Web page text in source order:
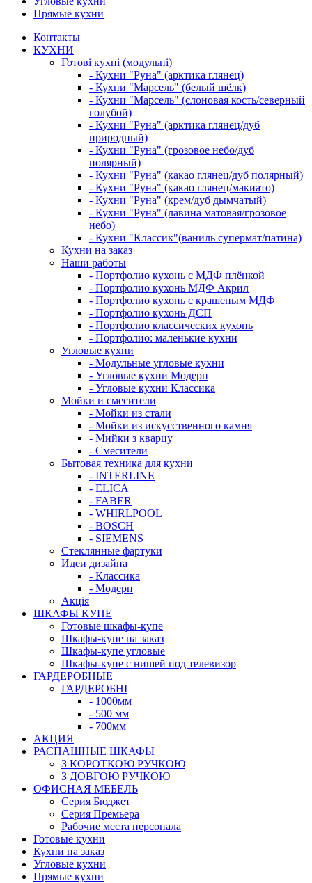
Прямые кухни
Контакты
КУХНИ
Готові кухні (модульні)
- Кухни "Руна" (арктика глянец)
- Кухни "Марсель" (белый шёлк)
- Кухни "Марсель" (слоновая кость/северный
голубой)
- Кухни "Руна" (арктика глянец/дуб
природный)
- Кухни "Руна" (грозовое небо/дуб
полярный)
- Кухни "Руна" (какао глянец/дуб полярный)
- Кухни "Руна" (какао глянец/макиато)
- Кухни "Руна" (крем/дуб дымчатый)
- Кухни "Руна" (лавина матовая/грозовое
небо)
- Кухни "Классик"(ваниль супермат/патина)
Кухни на заказ
Наши работы
- Портфолио кухонь с МДФ плёнкой
- Портфолио кухонь МДФ Акрил
- Портфолио кухонь с крашеным МДФ
- Портфолио кухонь ДСП
- Портфолио классических кухонь
- Портфолио: маленькие кухни
Угловые кухни
- Модульные угловые кухни
- Угловые кухни Модерн
- Угловые кухни Классика
Мойки и смесители
- Мойки из стали
- Мойки из искусственного камня
- Мийки з кварцу
- Смесители
Бытовая техника для кухни
- INTERLINE
- ELICA
- FABER
- WHIRLPOOL
- BOSCH
- SIEMENS
Стеклянные фартуки
Идеи дизайна
- Класcика
- Модерн
Акція
ШКАФЫ КУПЕ
Готовые шкафы-купе
Шкафы-купе на заказ
Шкафы-купе угловые
Шкафы-купе с нишей под телевизор
ГАРДЕРОБНЫЕ
ГАРДЕРОБНІ
- 1000мм
- 500 мм
- 700мм
АКЦИЯ
РАСПАШНЫЕ ШКАФЫ
З КОРОТКОЮ РУЧКОЮ
З ДОВГОЮ РУЧКОЮ
ОФИСНАЯ МЕБЕЛЬ
Серия Бюджет
Серия Премьера
Рабочие места персонала
Готовые кухни
Кухни на заказ
Угловые кухни
Прямые кухни